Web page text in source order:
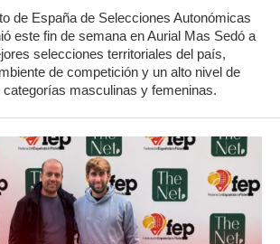
de España de Selecciones Autonómicas
este fin de semana en Aurial Mas Sedó a
selecciones territoriales del país,
de competición y un alto nivel de
categorías masculinas y femeninas.